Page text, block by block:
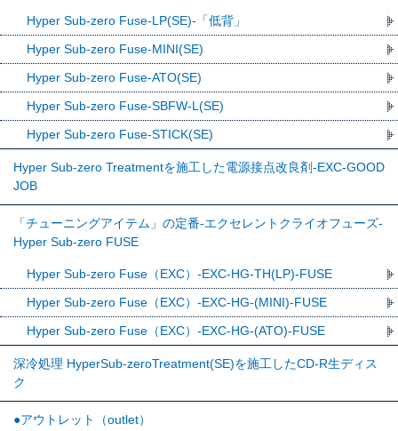
Hyper Sub-zero Fuse-LP(SE)-「低背」
Hyper Sub-zero Fuse-MINI(SE)
Hyper Sub-zero Fuse-ATO(SE)
Hyper Sub-zero Fuse-SBFW-L(SE)
Hyper Sub-zero Fuse-STICK(SE)
Hyper Sub-zero Treatmentを施工した電源接点改良剤-EXC-GOOD
JOB
「チューニングアイテム」の定番-エクセレントクライオフューズ-
Hyper Sub-zero FUSE
Hyper Sub-zero Fuse（EXC）-EXC-HG-TH(LP)-FUSE
Hyper Sub-zero Fuse（EXC）-EXC-HG-(MINI)-FUSE
Hyper Sub-zero Fuse（EXC）-EXC-HG-(ATO)-FUSE
深冷処理 HyperSub-zeroTreatment(SE)を施工したCD-R生ディス
ク
●アウトレット（outlet）